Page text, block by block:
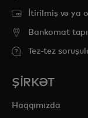
İtirilmiş və ya
Bankomat
Tez-tez
ŞİRKƏT
Haqqımızda